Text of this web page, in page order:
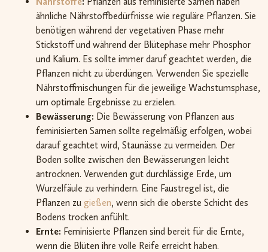
ähnliche Nährstoffbedürfnisse wie reguläre Pflanzen. Sie
benötigen während der vegetativen Phase mehr
Stickstoff und während der Blütephase mehr Phosphor
und Kalium. Es sollte immer daruf geachtet werden, die
Pflanzen nicht zu überdüngen. Verwenden Sie spezielle
Nährstoffmischungen für die jeweilige Wachstumsphase,
um optimale Ergebnisse zu erzielen.
Bewässerung: Die Bewässerung von Pflanzen aus
feminisierten Samen sollte regelmäßig erfolgen, wobei
darauf geachtet wird, Staunässe zu vermeiden. Der
Boden sollte zwischen den Bewässerungen leicht
antrocknen. Verwenden gut durchlässige Erde, um
Wurzelfäule zu verhindern. Eine Faustregel ist, die
Pflanzen zu gießen, wenn sich die oberste Schicht des
Bodens trocken anfühlt.
Ernte: Feminisierte Pflanzen sind bereit für die Ernte,
wenn die Blüten ihre volle Reife erreicht haben.